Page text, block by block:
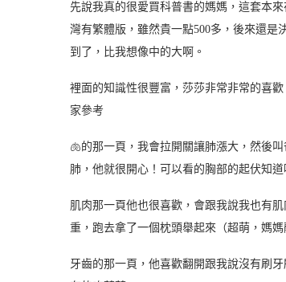
先說我真的很愛買科普書的媽媽，這套本
灣有繁體版，雖然貴一點500多，後來還是
到了，比我想像中的大啊。
裡面的知識性很豐富，莎莎非常非常的喜
家參考
🫁的那一頁，我會拉開關讓肺漲大，然後
肺，他就很開心！可以看的胸部的起伏知
肌肉那一頁他也很喜歡，會跟我說我也有
重，跑去拿了一個枕頭舉起來（超萌，媽媽
牙齒的那一頁，他喜歡翻開跟我說沒有刷